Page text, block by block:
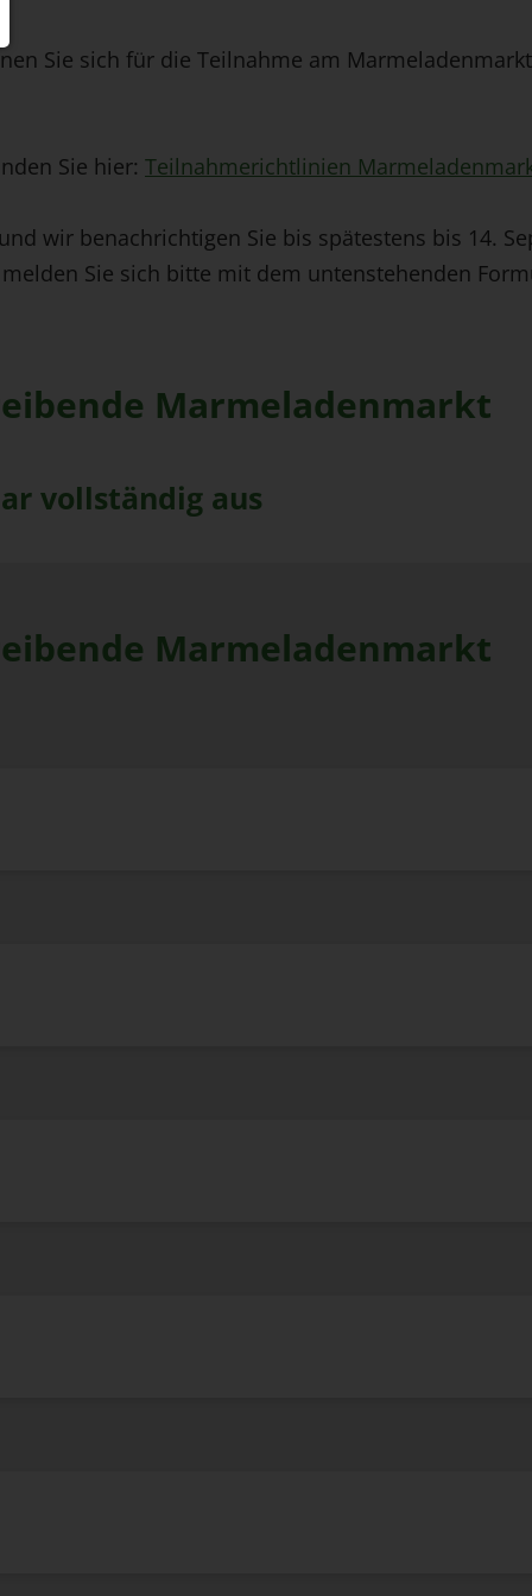
Sie sich für die Teilnahme am
Sie hier: Teilnahmerichtlinien
wir benachrichtigen Sie bis spätestens bis 14.
Sie sich bitte mit dem untenstehenden
Marmeladenmarkt
vollständig aus
Marmeladenmarkt